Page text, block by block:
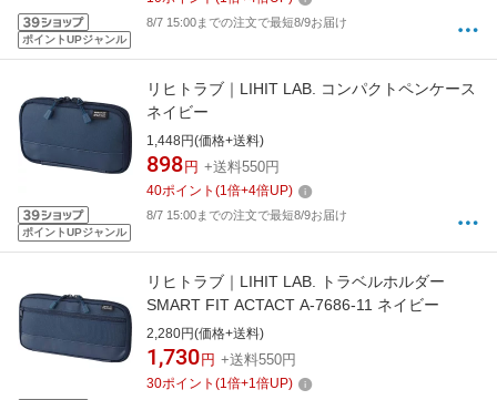
ポイントUPジャンル
8/7 15:00までの注文で最短8/9お届け
ポイントUPジャンル
リヒトラブ｜LIHIT LAB. コンパクトペンケース
ネイビー
1,448円(価格+送料)
898 円 +送料550円
40ポイント (1倍+4倍UP)
8/7 15:00までの注文で最短8/9お届け
リヒトラブ｜LIHIT LAB. トラベルホルダー
SMART FIT ACTACT A-7686-11 ネイビー
2,280円(価格+送料)
1,730 円 +送料550円
30ポイント (1倍+1倍UP)